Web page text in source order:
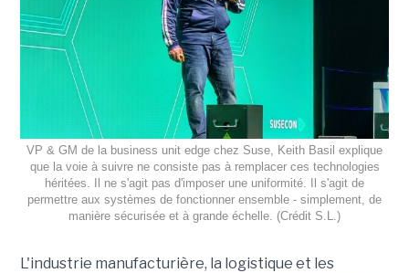
VP & GM de la business unit edge chez Suse, Keith Basil explique
que la voie à suivre ne consiste pas à remplacer ces technologies
héritées. Il ne s'agit pas d'imposer une uniformité. Il s'agit de
permettre aux systèmes de fonctionner ensemble - simplement, de
manière sécurisée et à grande échelle. (Crédit S.L.)
L'industrie manufacturière, la logistique et les